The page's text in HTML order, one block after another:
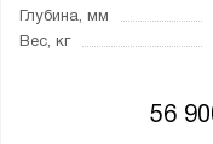
Глубина, мм
Вес, кг
56
ARSENAL